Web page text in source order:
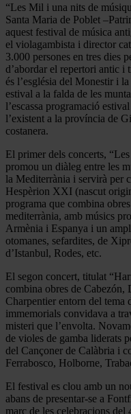
“Les Mil i una nits de
Santa Maria de Poblet
aquest festival de música
el violagambista i director
3.000 persones en tres dies
d’abordar el repertori antic i
és l’església del Monestir i
estival a la falda de les
l’escassa programació
l’existent a la província de
costanera.
El primer dels concerts,
promou un diàleg entre les
la Mediterrània i servirà per
Hespèrion XXI (nascut
programa que combina
mediterrània, amb músics
Armènia i Espanya i un
otomanes, sefardites, de
d’Istanbul, Rodes, etc.
El segon concert, titulat
combina obres de
Charpentier entorn del tema
immemorials convidava a
misteri que l’envolta.
de violes de gamba liderats
del Cançoner de Calàbria i
Ferrabosco, Holborne,
El festival es clou amb un
abans de presentar-se a
marc de les celebracions